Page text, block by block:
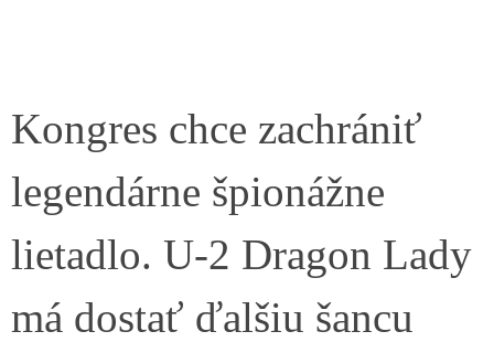
Kongres chce zachrániť
legendárne špionážne
lietadlo. U-2 Dragon Lady
má dostať ďalšiu šancu